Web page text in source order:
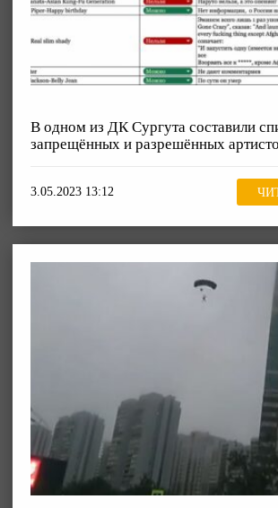
В одном из ДК Сургута составили
запрещённых и разрешённых
3.05.2023 13:12